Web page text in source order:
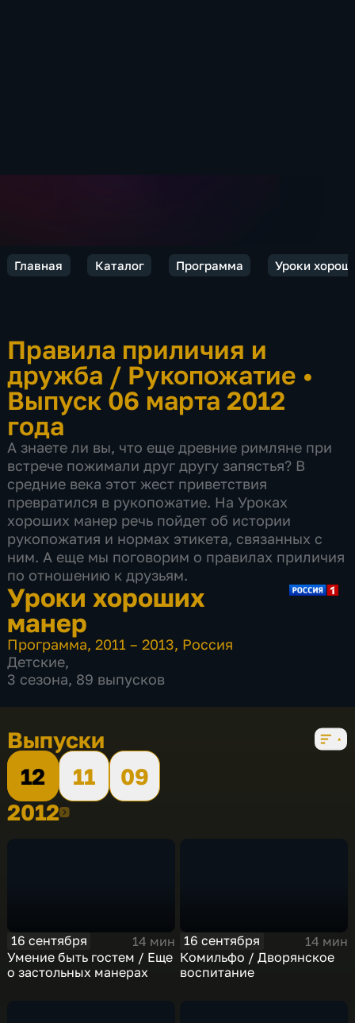
Главная Каталог Программа Уроки
Правила приличия и
дружба / Рукопожатие •
Выпуск 06 марта 2012
года
А знаете ли вы, что еще древние римляне при
встрече пожимали друг другу запястья? В
средние века этот жест приветствия
превратился в рукопожатие. На Уроках
хороших манер речь пойдет об истории
рукопожатия и нормах этикета, связанных с
ним. А еще мы поговорим о правилах приличия
по отношению к друзьям.
Уроки хороших
манер
Программа,2011 – 2013, Россия
Детские,
3 сезона, 89 выпусков
Выпуски
12
11
09
20122012
16 сентября
14 мин
Умение быть гостем / Еще
о застольных манерах
16 сентября
14 мин
Комильфо / Дворянское
воспитание